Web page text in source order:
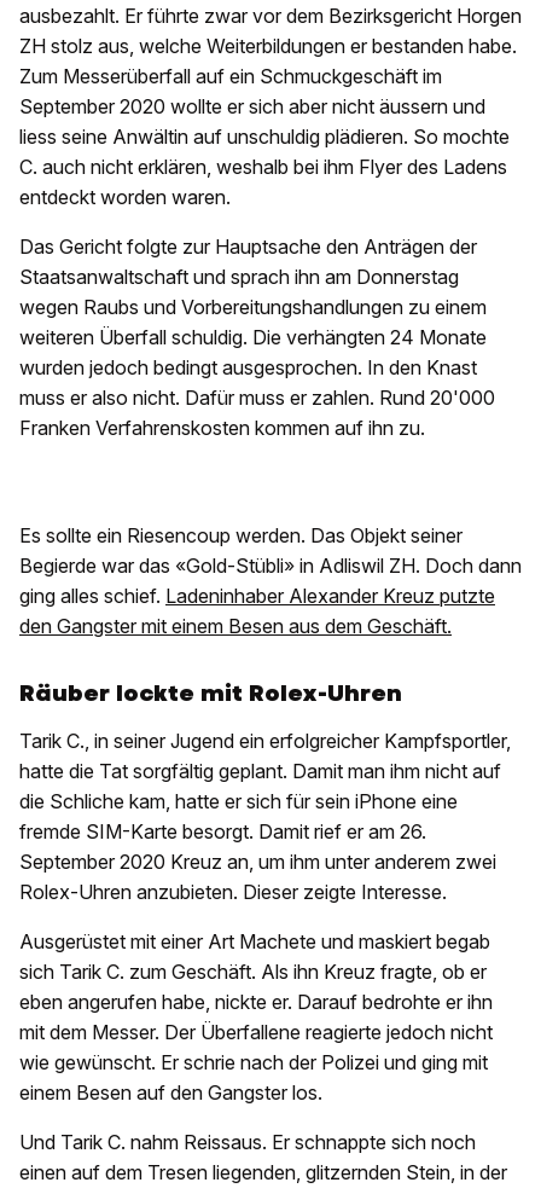
ausbezahlt. Er führte zwar vor dem Bezirksgericht Horgen
ZH stolz aus, welche Weiterbildungen er bestanden habe.
Zum Messerüberfall auf ein Schmuckgeschäft im
September 2020 wollte er sich aber nicht äussern und
liess seine Anwältin auf unschuldig plädieren. So mochte
C. auch nicht erklären, weshalb bei ihm Flyer des Ladens
entdeckt worden waren.
Das Gericht folgte zur Hauptsache den Anträgen der
Staatsanwaltschaft und sprach ihn am Donnerstag
wegen Raubs und Vorbereitungshandlungen zu einem
weiteren Überfall schuldig. Die verhängten 24 Monate
wurden jedoch bedingt ausgesprochen. In den Knast
muss er also nicht. Dafür muss er zahlen. Rund 20'000
Franken Verfahrenskosten kommen auf ihn zu.
Es sollte ein Riesencoup werden. Das Objekt seiner
Begierde war das «Gold-Stübli» in Adliswil ZH. Doch dann
ging alles schief. Ladeninhaber Alexander Kreuz putzte
den Gangster mit einem Besen aus dem Geschäft.
Räuber lockte mit Rolex-Uhren
Tarik C., in seiner Jugend ein erfolgreicher Kampfsportler,
hatte die Tat sorgfältig geplant. Damit man ihm nicht auf
die Schliche kam, hatte er sich für sein iPhone eine
fremde SIM-Karte besorgt. Damit rief er am 26.
September 2020 Kreuz an, um ihm unter anderem zwei
Rolex-Uhren anzubieten. Dieser zeigte Interesse.
Ausgerüstet mit einer Art Machete und maskiert begab
sich Tarik C. zum Geschäft. Als ihn Kreuz fragte, ob er
eben angerufen habe, nickte er. Darauf bedrohte er ihn
mit dem Messer. Der Überfallene reagierte jedoch nicht
wie gewünscht. Er schrie nach der Polizei und ging mit
einem Besen auf den Gangster los.
Und Tarik C. nahm Reissaus. Er schnappte sich noch
einen auf dem Tresen liegenden, glitzernden Stein, in der